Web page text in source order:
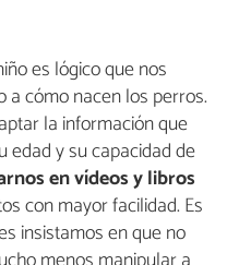
es lógico que nos
cómo nacen los perros.
la información que
edad y su capacidad de
en vídeos y libros
con mayor facilidad. Es
insistamos en que no